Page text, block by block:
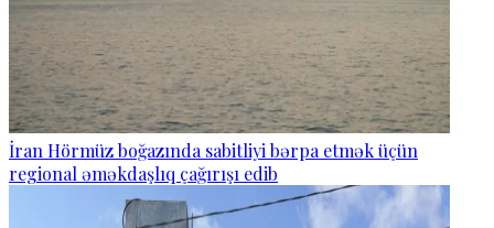
İran Hörmüz boğazında sabitliyi bərpa etmək üçün
regional əməkdaşlıq çağırışı edib